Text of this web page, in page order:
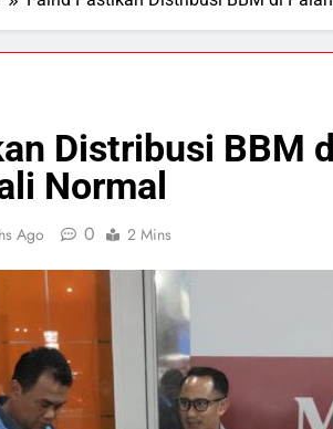
Distribusi BBM
Normal
Ago 0 2 Mins